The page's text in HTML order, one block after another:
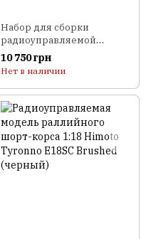
Набор для сборки
радиоуправляемой
модели Багги 1:14 LC
Racing 1H (KIT PRO)
10 750 грн
Нет в наличии